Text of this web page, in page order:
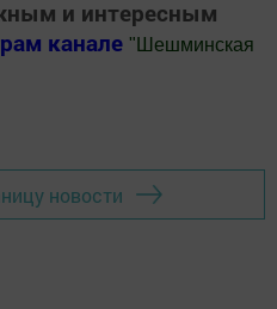
и интересным
канале " Шешминская
новости